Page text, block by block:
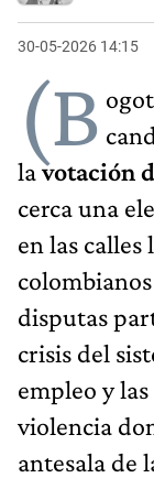
30-05-2026 14:15
(B
lavotación
cerca una
en las calles
disputas
crisis del
empleo y las
violencia
antesala de